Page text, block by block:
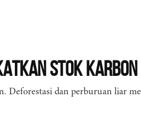
Stok Karbon
Deforestasi dan perburuan liar